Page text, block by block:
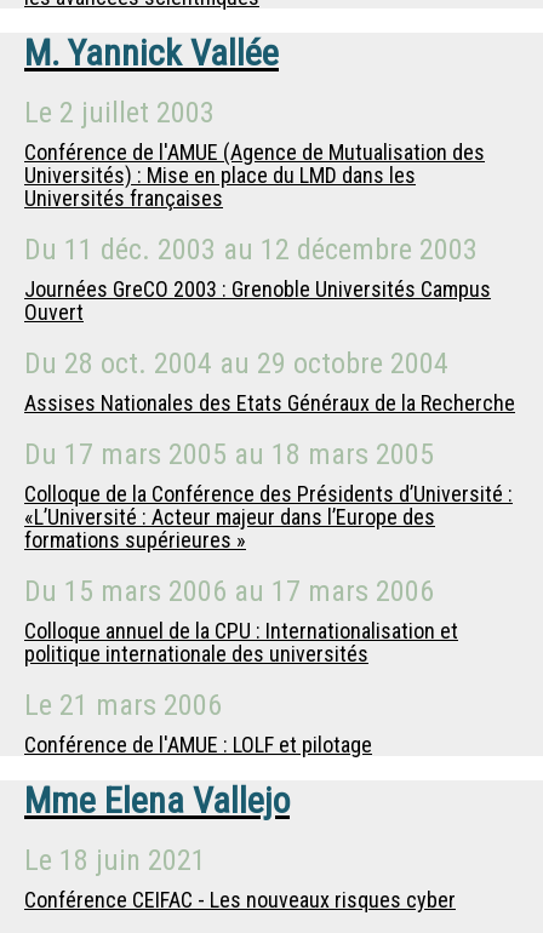
M. Yannick Vallée
Le 2 juillet 2003
Conférence de l'AMUE (Agence de Mutualisation des
Universités) : Mise en place du LMD dans les
Universités françaises
Du 11 déc. 2003 au 12 décembre 2003
Journées GreCO 2003 : Grenoble Universités Campus
Ouvert
Du 28 oct. 2004 au 29 octobre 2004
Assises Nationales des Etats Généraux de la Recherche
Du 17 mars 2005 au 18 mars 2005
Colloque de la Conférence des Présidents d’Université :
«L’Université : Acteur majeur dans l’Europe des
formations supérieures »
Du 15 mars 2006 au 17 mars 2006
Colloque annuel de la CPU : Internationalisation et
politique internationale des universités
Le 21 mars 2006
Conférence de l'AMUE : LOLF et pilotage
Mme Elena Vallejo
Le 18 juin 2021
Conférence CEIFAC - Les nouveaux risques cyber